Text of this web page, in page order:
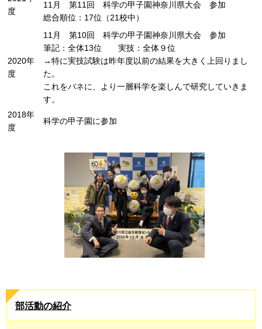
度
11月 第11回 科学の甲子園神奈川県大会 参加
総合順位：17位（21校中）
2020年
度
11月 第10回 科学の甲子園神奈川県大会 参加
筆記：全体13位 実技：全体９位
→特に実技試験は昨年度以前の結果を大きく上回りまし
た。
これをバネに、より一層科学を楽しんで研究していきま
す。
2018年
度
科学の甲子園に参加
部活動の紹介